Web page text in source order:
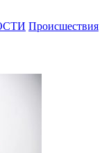
Происшествия